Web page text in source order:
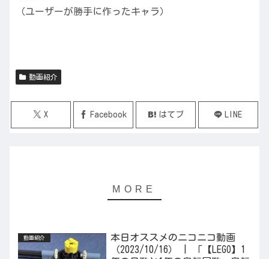
（ユーザーが勝手に作ったキャラ）
動画紹介
X Facebook はてブ LINE
動画紹介
本日オススメのニコニコ動画
（2023/10/16） | 「【LEGO】1